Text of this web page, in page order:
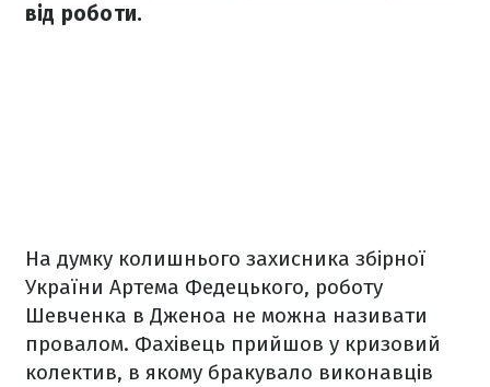
від роботи.
На думку колишнього захисника збірної
України Артема Федецького, роботу
Шевченка в Дженоа не можна називати
провалом. Фахівець прийшов у кризовий
колектив, в якому бракувало виконавців